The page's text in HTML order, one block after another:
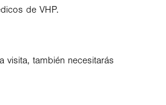
de VHP.
visita, también necesitarás